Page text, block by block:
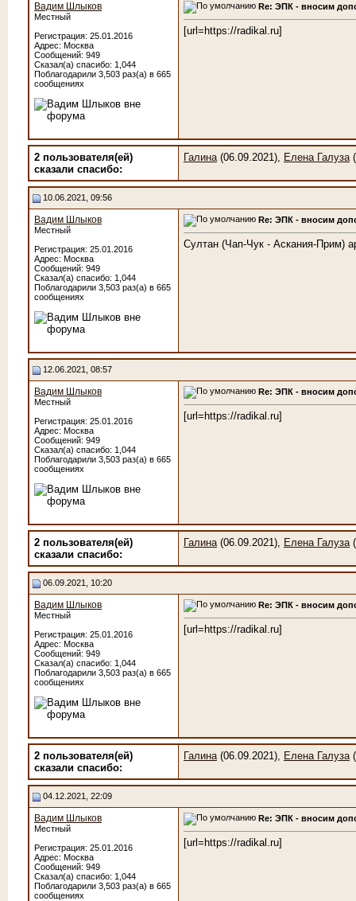
Вадим Шлыков
Местный
Регистрация: 25.01.2016
Адрес: Москва
Сообщений: 949
Сказал(а) спасибо: 1,044
Поблагодарили 3,503 раз(а) в 665
сообщениях
Re: ЭПК - вносим
[url=https://radikal.ru]
2 пользователя(ей)
сказали cпасибо:
Галина(06.09.2021), Елена Галуза
10.06.2021, 09:56
Вадим Шлыков
Местный
Регистрация: 25.01.2016
Адрес: Москва
Сообщений: 949
Сказал(а) спасибо: 1,044
Поблагодарили 3,503 раз(а) в 665
сообщениях
Re: ЭПК - вносим
Султан (Чап-Чук - Аскания-Прим)
12.06.2021, 08:57
Вадим Шлыков
Местный
Регистрация: 25.01.2016
Адрес: Москва
Сообщений: 949
Сказал(а) спасибо: 1,044
Поблагодарили 3,503 раз(а) в 665
сообщениях
Re: ЭПК - вносим
[url=https://radikal.ru]
2 пользователя(ей)
сказали cпасибо:
Галина(06.09.2021), Елена Галуза
06.09.2021, 10:20
Вадим Шлыков
Местный
Регистрация: 25.01.2016
Адрес: Москва
Сообщений: 949
Сказал(а) спасибо: 1,044
Поблагодарили 3,503 раз(а) в 665
сообщениях
Re: ЭПК - вносим
[url=https://radikal.ru]
2 пользователя(ей)
сказали cпасибо:
Галина(06.09.2021), Елена Галуза
04.12.2021, 22:09
Вадим Шлыков
Местный
Регистрация: 25.01.2016
Адрес: Москва
Сообщений: 949
Сказал(а) спасибо: 1,044
Поблагодарили 3,503 раз(а) в 665
сообщениях
Re: ЭПК - вносим
[url=https://radikal.ru]